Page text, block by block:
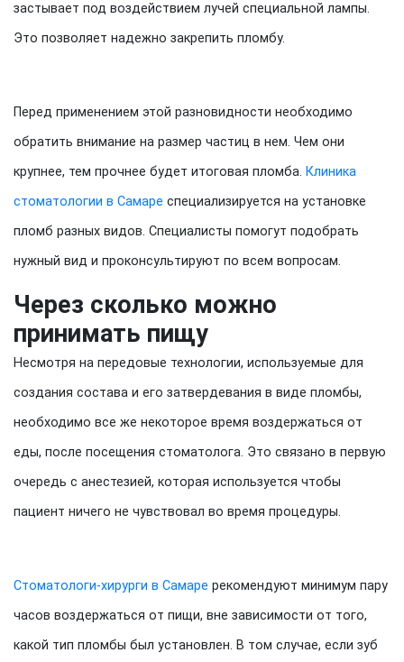
застывает под воздействием лучей специальной лампы.
Это позволяет надежно закрепить пломбу.
Перед применением этой разновидности необходимо
обратить внимание на размер частиц в нем. Чем они
крупнее, тем прочнее будет итоговая пломба. Клиника
стоматологии в Самаре специализируется на установке
пломб разных видов. Специалисты помогут подобрать
нужный вид и проконсультируют по всем вопросам.
Через сколько можно
принимать пищу
Несмотря на передовые технологии, используемые для
создания состава и его затвердевания в виде пломбы,
необходимо все же некоторое время воздержаться от
еды, после посещения стоматолога. Это связано в первую
очередь с анестезией, которая используется чтобы
пациент ничего не чувствовал во время процедуры.
Стоматологи-хирурги в Самаре рекомендуют минимум пару
часов воздержаться от пищи, вне зависимости от того,
какой тип пломбы был установлен. В том случае, если зуб